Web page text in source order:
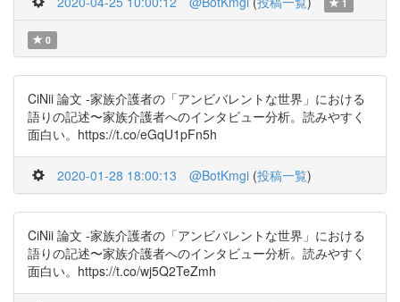
1
0
CiNii 論文 -家族介護者の「アンビバレントな世界」における
語りの記述〜家族介護者へのインタビュー分析。読みやすく
面白い。https://t.co/eGqU1pFn5h
2020-01-28 18:00:13 @BotKmgi (投稿一覧)
CiNii 論文 -家族介護者の「アンビバレントな世界」における
語りの記述〜家族介護者へのインタビュー分析。読みやすく
面白い。https://t.co/wj5Q2TeZmh